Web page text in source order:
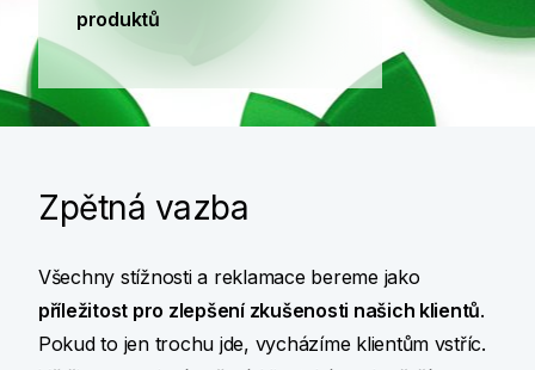
produktů
Zpětná vazba
Všechny stížnosti a reklamace bereme jako
příležitost pro zlepšení zkušenosti našich klientů.
Pokud to jen trochu jde, vycházíme klientům vstříc.